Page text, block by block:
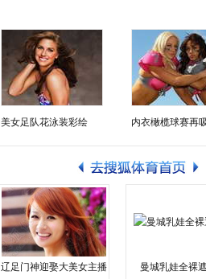
美女足队花泳装彩绘 内衣橄榄球赛再
辽足门神迎娶大美女主播 曼城乳娃全裸